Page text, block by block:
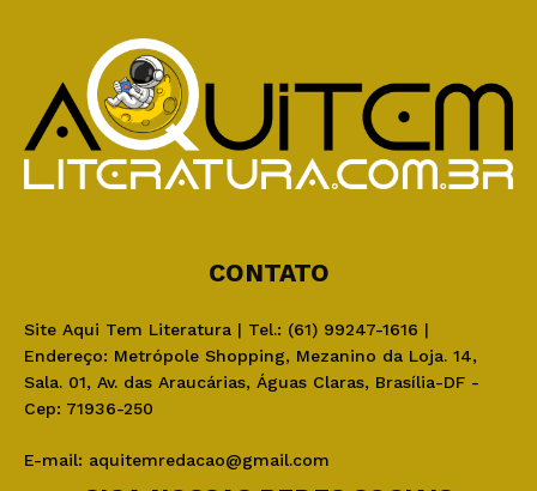
CONTATO
Site Aqui Tem Literatura | Tel.: (61) 99247-1616 |
Endereço: Metrópole Shopping, Mezanino da Loja. 14,
Sala. 01, Av. das Araucárias, Águas Claras, Brasília-DF -
Cep: 71936-250
E-mail: aquitemredacao@gmail.com